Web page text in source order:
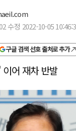
수정 2022-10-05
구글 검색 선호 출처로 추가
어 재차 반발